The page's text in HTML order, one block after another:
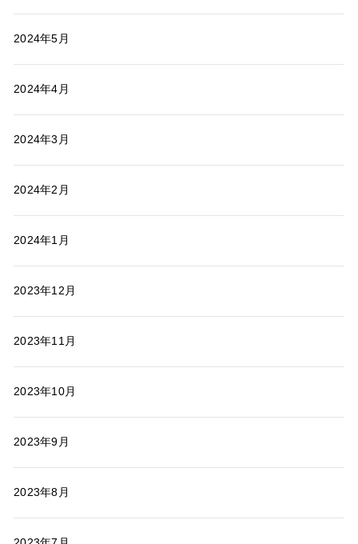
2024年5月
2024年4月
2024年3月
2024年2月
2024年1月
2023年12月
2023年11月
2023年10月
2023年9月
2023年8月